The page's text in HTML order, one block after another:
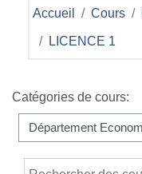
Accueil Cours
LICENCE 1
Catégories de cours:
Rechercher des cours